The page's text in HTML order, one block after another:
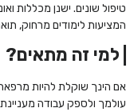
טיפול שונים. ישנן מכללות
המציעות לימודים מרחוק,
למי זה מתאים?
אם הינך שוקלת להיות
עולמך ולספק עבודה